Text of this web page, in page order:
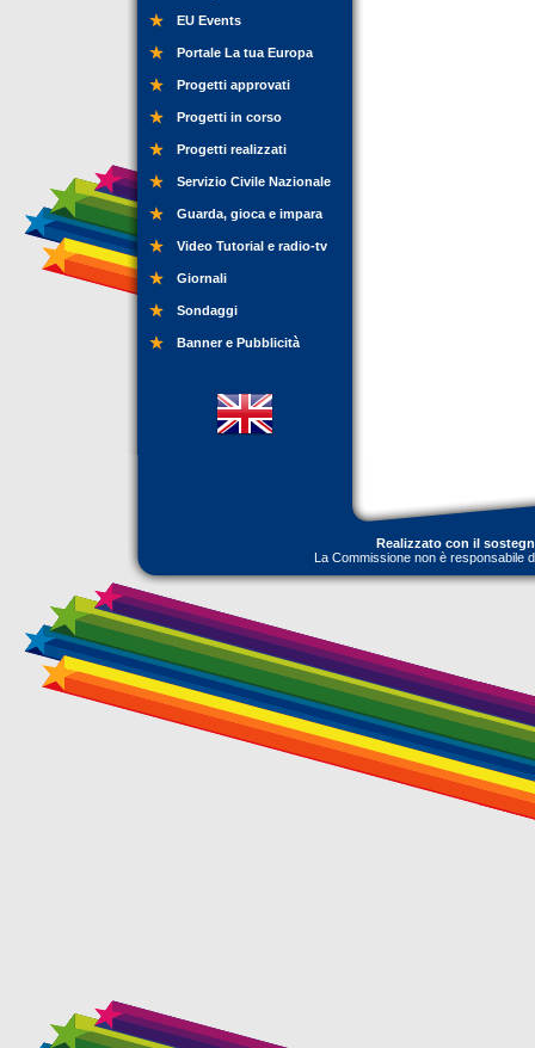
EU Events
Portale La tua Europa
Progetti approvati
Progetti in corso
Progetti realizzati
Servizio Civile Nazionale
Guarda, gioca e impara
Video Tutorial e radio-tv
Giornali
Sondaggi
Banner e Pubblicità
Realizzato con il
La Commissione non è responsabile